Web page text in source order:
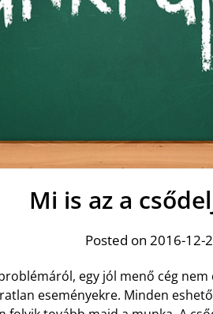
Mi is az a
Posted on 2016-12-
egy jól menő cég
eseményekre. Minden